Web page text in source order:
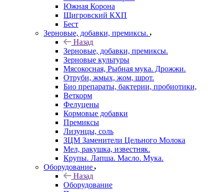
Южная Корона
Щигровский КХП
Бест
Зерновые, добавки, премиксы.
Назад
Зерновые, добавки, премиксы.
Зерновые культуры
Мясокосная, Рыбная мука. Дрожжи.
Отруби, жмых, жом, шрот.
Био препараты, бактерии, пробиотики,
Веткорм
Фелуцены
Кормовые добавки
Премиксы
Лизунцы, соль
ЗЦМ Заменители Цельного Молока
Мел, ракушка, известняк.
Крупы. Лапша. Масло. Мука.
Оборудование
Назад
Оборудование